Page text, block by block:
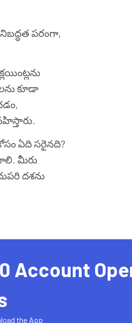
పరంగా,
కూడా
ఏది సరైనది?
మీరు
దశను
Account
the App